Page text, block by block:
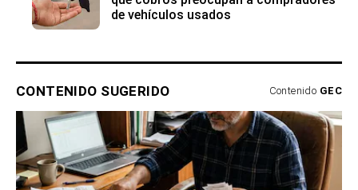
de vehículos usados
CONTENIDO SUGERIDO Contenido GEC